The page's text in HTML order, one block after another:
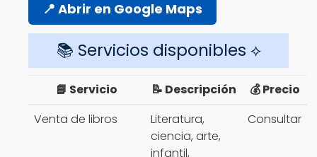
📍 Abrir en Google Maps
📚 Servicios disponibles ⟡
📘 Servicio 📝 Descripción
💰 Precio
Venta de libros
Literatura,
ciencia, arte,
infantil,
Consultar